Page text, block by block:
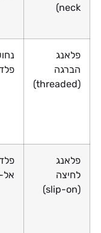
neck)
פלאנג
הברגה
(threaded)
פלאנג
לחיצה
(slip-on)